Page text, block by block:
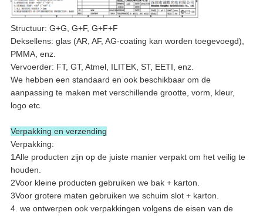
Structuur: G+G, G+F, G+F+F
Deksellens: glas (AR, AF, AG-coating kan worden toegevoegd),
PMMA, enz.
Vervoerder: FT, GT, Atmel, ILITEK, ST, EETI, enz.
We hebben een standaard en ook beschikbaar om de
aanpassing te maken met verschillende grootte, vorm, kleur,
logo etc.
Verpakking en verzending
Verpakking:
1Alle producten zijn op de juiste manier verpakt om het veilig te
houden.
2Voor kleine producten gebruiken we bak + karton.
3Voor grotere maten gebruiken we schuim slot + karton.
4. we ontwerpen ook verpakkingen volgens de eisen van de